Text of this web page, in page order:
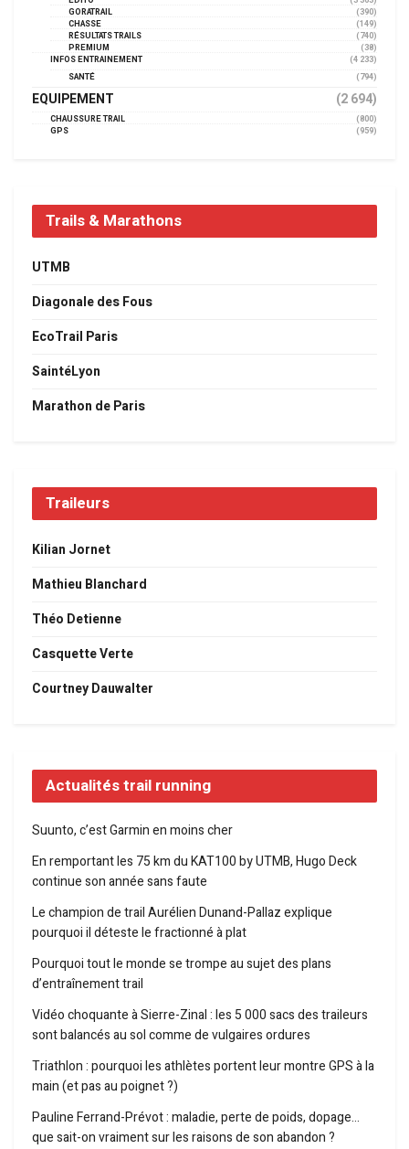
GORATRAIL
(390)
CHASSE
(149)
RÉSULTATS TRAILS
(740)
PREMIUM
(38)
INFOS ENTRAINEMENT
(4 233)
SANTÉ
(794)
EQUIPEMENT (2 694)
CHAUSSURE TRAIL
(800)
GPS
(959)
Trails & Marathons
UTMB
Diagonale des Fous
EcoTrail Paris
SaintéLyon
Marathon de Paris
Traileurs
Kilian Jornet
Mathieu Blanchard
Théo Detienne
Casquette Verte
Courtney Dauwalter
Actualités trail running
Suunto, c’est Garmin en moins cher
En remportant les 75 km du KAT100 by UTMB, Hugo Deck
continue son année sans faute
Le champion de trail Aurélien Dunand-Pallaz explique
pourquoi il déteste le fractionné à plat
Pourquoi tout le monde se trompe au sujet des plans
d’entraînement trail
Vidéo choquante à Sierre-Zinal : les 5 000 sacs des traileurs
sont balancés au sol comme de vulgaires ordures
Triathlon : pourquoi les athlètes portent leur montre GPS à la
main (et pas au poignet ?)
Pauline Ferrand-Prévot : maladie, perte de poids, dopage…
que sait-on vraiment sur les raisons de son abandon ?